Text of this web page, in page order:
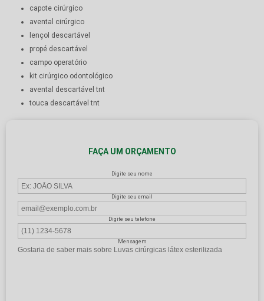
capote cirúrgico
avental cirúrgico
lençol descartável
propé descartável
campo operatório
kit cirúrgico odontológico
avental descartável tnt
touca descartável tnt
FAÇA UM ORÇAMENTO
Digite seu nome
Digite seu email
Digite seu telefone
Mensagem